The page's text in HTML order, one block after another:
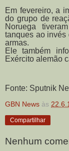
Em fevereiro, a
do grupo de
Noruega
tanques ao invés
armas.
Ele também
Exército alemão
Fonte: Sputnik
GBN News às
Compartilhar
Nenhum